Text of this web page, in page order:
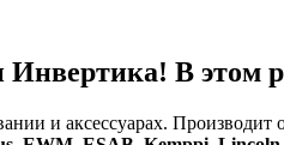
В этом
и аксессуарах.